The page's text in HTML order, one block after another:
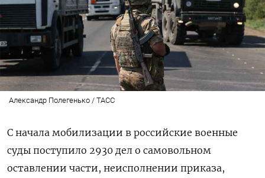
Александр Полегенько / ТАСС
С начала мобилизации в российские военные
суды поступило 2930 дел о самовольном
оставлении части, неисполнении приказа,